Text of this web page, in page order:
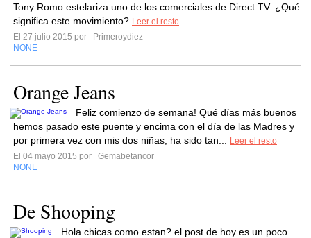
Tony Romo estelariza uno de los comerciales de Direct TV. ¿Qué
significa este movimiento? Leer el resto
El 27 julio 2015 por
Primeroydiez
NONE
Orange Jeans
Feliz comienzo de semana! Qué días más buenos
hemos pasado este puente y encima con el día de las Madres y
por primera vez con mis dos niñas, ha sido tan...
Leer el resto
El 04 mayo 2015 por
Gemabetancor
NONE
De Shooping
Hola chicas como estan? el post de hoy es un poco